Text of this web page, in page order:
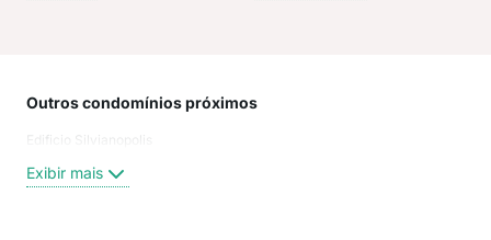
Outros condomínios próximos
Edificio Silvianopolis
Exibir mais